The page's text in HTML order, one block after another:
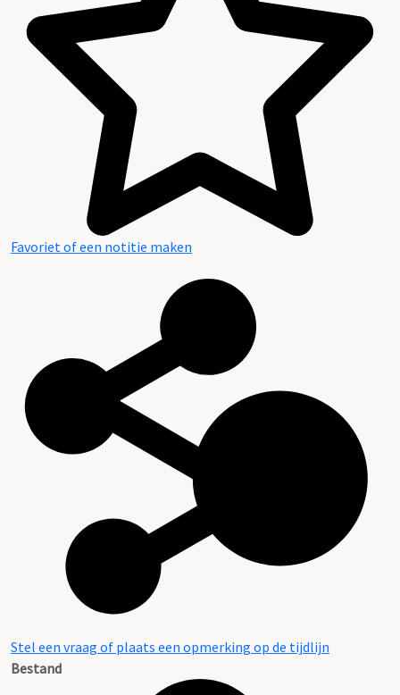
Favoriet of een notitie maken
Stel een vraag of plaats een opmerking op de tijdlijn
Bestand